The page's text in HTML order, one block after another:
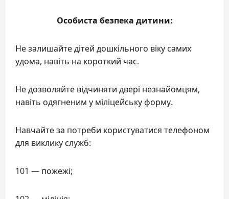
Особиста безпека дитини:
Не залишайте дітей дошкільного віку самих
удома, навіть на короткий час.
Не дозволяйте відчиняти двері незнайомцям,
навіть одягненим у міліцейську форму.
Навчайте за потреби користуватися телефоном
для виклику служб:
101 — пожежі;